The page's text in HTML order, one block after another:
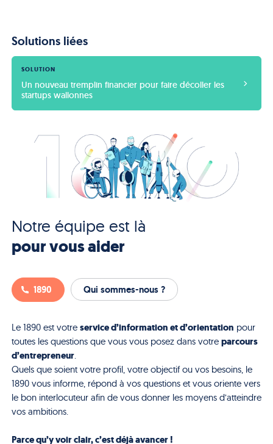
Solutions liées
SOLUTION
Un nouveau tremplin financier pour faire décoller les
startups wallonnes
Notre équipe est là
pour vous aider
1890 Qui sommes-nous ?
Le 1890 est votre service d’information et d’orientation pour
toutes les questions que vous vous posez dans votre parcours
d’entrepreneur.
Quels que soient votre profil, votre objectif ou vos besoins, le
1890 vous informe, répond à vos questions et vous oriente vers
le bon interlocuteur afin de vous donner les moyens d’atteindre
vos ambitions.
Parce qu’y voir clair, c’est déjà avancer !